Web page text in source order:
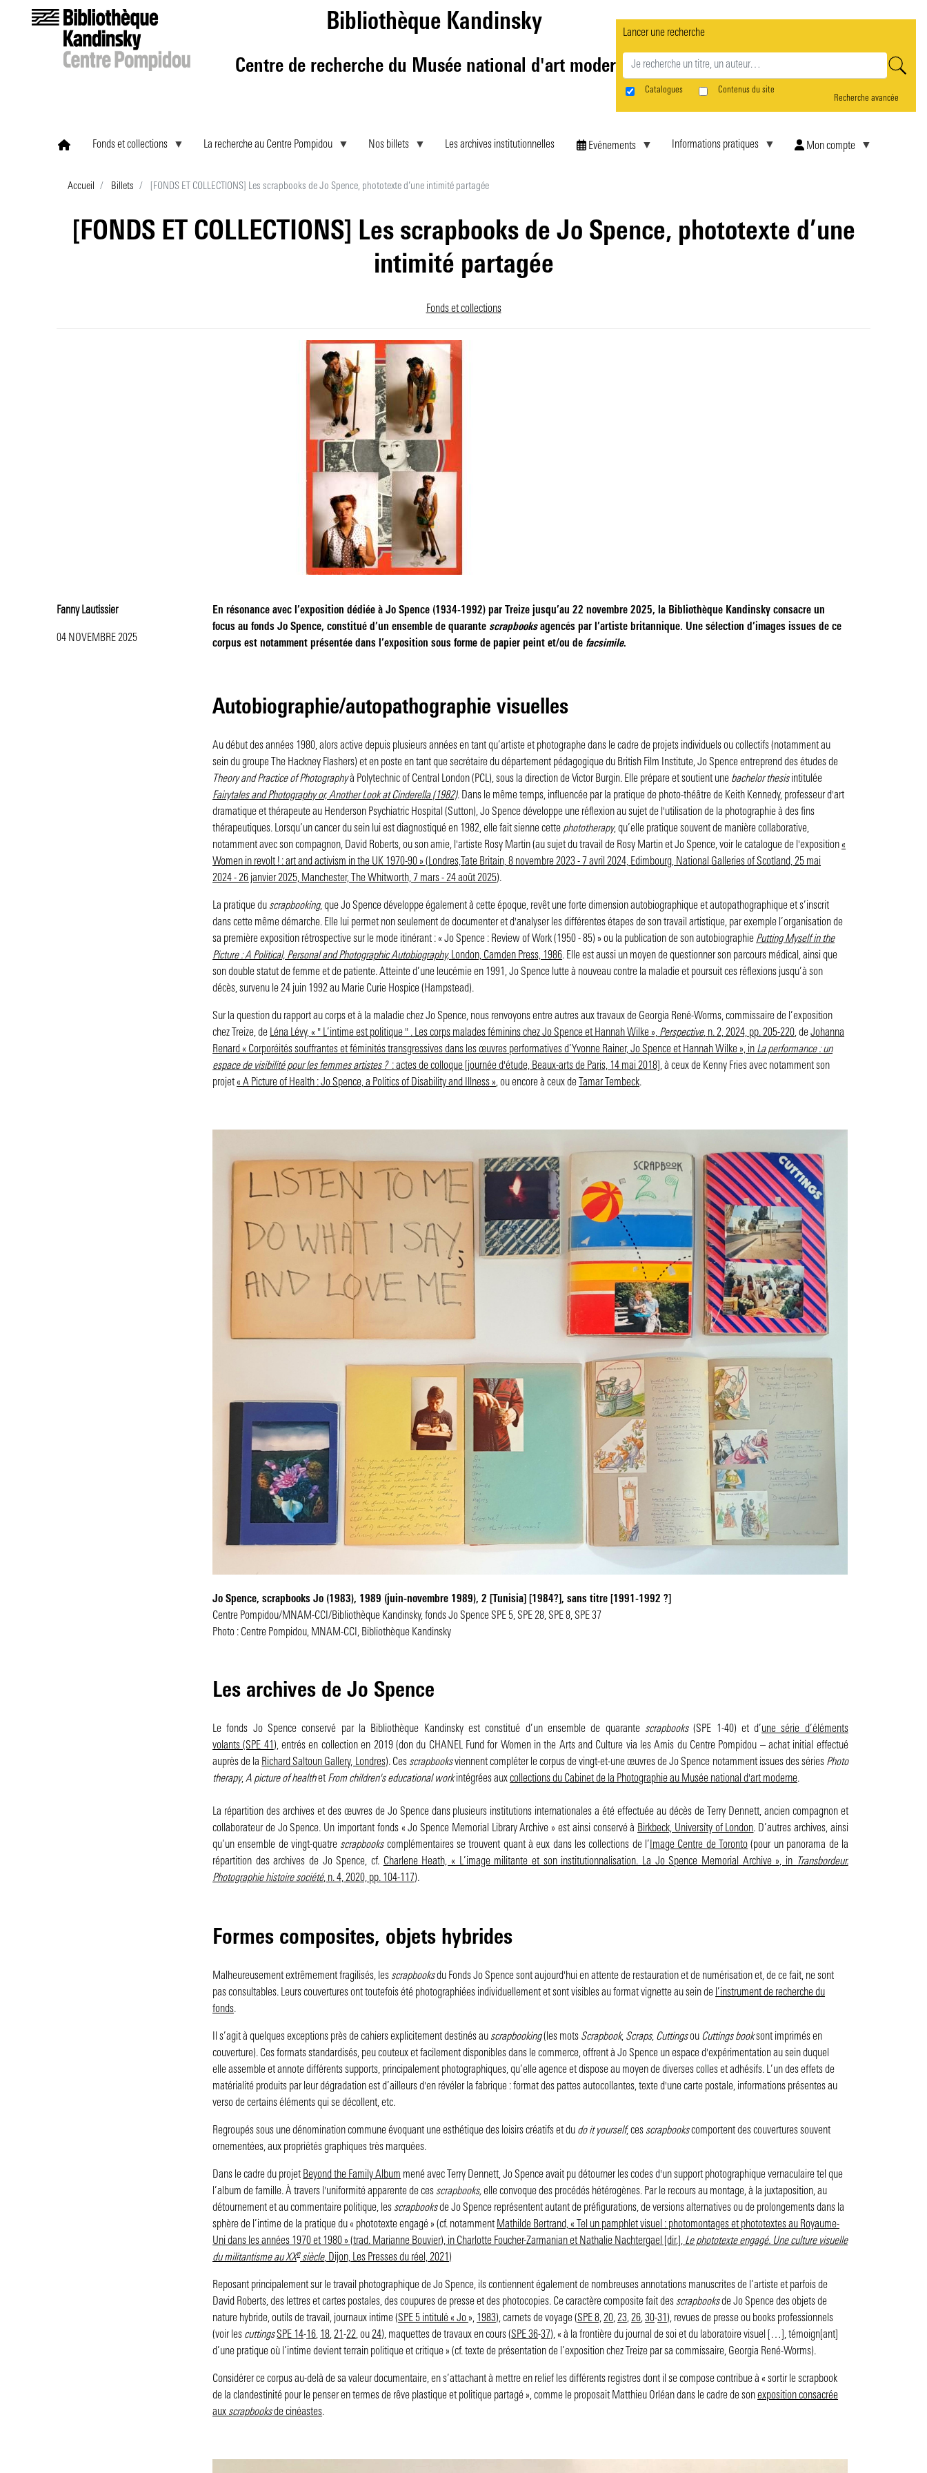
au
principal
Bibliothèque Kandinsky
Centre de recherche du Musée national d'art moderne
Lancer une recherche
Catalogues
Contenus du site
Recherche avancée
Fonds et collections La recherche au Centre Pompidou Nos billets Les archives institutionnelles Evénements Informations pratiques Mon compte
Accueil Billets [FONDS ET COLLECTIONS] Les scrapbooks de Jo Spence, phototexte d’une intimité partagée
[FONDS ET COLLECTIONS] Les scrapbooks de Jo Spence, phototexte d’une
intimité partagée
Fonds et collections
Fanny Lautissier
04 NOVEMBRE 2025
En résonance avec l’exposition dédiée à Jo Spence (1934-1992) par Treize jusqu’au 22 novembre 2025, la Bibliothèque Kandinsky consacre un
focus au fonds Jo Spence, constitué d’un ensemble de quarante scrapbooksagencés par l’artiste britannique. Une sélection d’images issues de ce
corpus est notamment présentée dans l’exposition sous forme de papier peint et/ou de facsimile.
Autobiographie/autopathographie visuelles
Au début des années 1980, alors active depuis plusieurs années en tant qu’artiste et photographe dans le cadre de projets individuels ou collectifs (notamment au
sein du groupe The Hackney Flashers) et en poste en tant que secrétaire du département pédagogique du British Film Institute, Jo Spence entreprend des études de
Theory and Practice of Photographyà Polytechnic of Central London (PCL), sous la direction de Victor Burgin. Elle prépare et soutient une bachelor thesisintitulée
Fairytales and Photography or, Another Look at Cinderella (1982). Dans le même temps, influencée par la pratique de photo-théâtre de Keith Kennedy, professeur d'art
dramatique et thérapeute au Henderson Psychiatric Hospital (Sutton), Jo Spence développe une réflexion au sujet de l'utilisation de la photographie à des fins
thérapeutiques. Lorsqu’un cancer du sein lui est diagnostiqué en 1982, elle fait sienne cette phototherapy, qu’elle pratique souvent de manière collaborative,
notamment avec son compagnon, David Roberts, ou son amie, l'artiste Rosy Martin (au sujet du travail de Rosy Martin et Jo Spence, voir le catalogue de l'exposition «
Women in revolt ! : art and activism in the UK 1970-90 » (Londres,Tate Britain, 8 novembre 2023 - 7 avril 2024, Edimbourg, National Galleries of Scotland, 25 mai
2024 - 26 janvier 2025, Manchester, The Whitworth, 7 mars - 24 août 2025).
La pratique du scrapbooking, que Jo Spence développe également à cette époque, revêt une forte dimension autobiographique et autopathographique et s’inscrit
dans cette même démarche. Elle lui permet non seulement de documenter et d'analyser les différentes étapes de son travail artistique, par exemple l’organisation de
sa première exposition rétrospective sur le mode itinérant : « Jo Spence : Review of Work (1950 - 85) » ou la publication de son autobiographie Putting Myself in the
Picture : A Political, Personal and Photographic Autobiography, London, Camden Press, 1986. Elle est aussi un moyen de questionner son parcours médical, ainsi que
son double statut de femme et de patiente. Atteinte d’une leucémie en 1991, Jo Spence lutte à nouveau contre la maladie et poursuit ces réflexions jusqu’à son
décès, survenu le 24 juin 1992 au Marie Curie Hospice (Hampstead).
Sur la question du rapport au corps et à la maladie chez Jo Spence, nous renvoyons entre autres aux travaux de Georgia René-Worms, commissaire de l’exposition
chez Treize, de Léna Lévy, « " L’intime est politique " . Les corps malades féminins chez Jo Spence et Hannah Wilke », Perspective, n. 2, 2024, pp. 205-220, deJohanna
Renard « Corporéités souffrantes et féminités transgressives dans les œuvres performatives d’Yvonne Rainer, Jo Spence et Hannah Wilke », in La performance : un
espace de visibilité pour les femmes artistes ? : actes de colloque [journée d'étude, Beaux-arts de Paris, 14 mai 2018] , à ceux de Kenny Fries avec notamment son
projet « A Picture of Health : Jo Spence, a Politics of Disability and Illness », ou encore à ceux de Tamar Tembeck.
Jo Spence,scrapbooksJo (1983), 1989 (juin-novembre 1989),2 [Tunisia] [1984?],sans titre [1991-1992 ?]
Centre Pompidou/MNAM-CCI/Bibliothèque Kandinsky, fonds Jo SpenceSPE 5,SPE 28,SPE 8,SPE 37
Photo : Centre Pompidou, MNAM-CCI, Bibliothèque Kandinsky
Les archives de Jo Spence
Le fonds Jo Spence conservé par la Bibliothèque Kandinsky est constitué d’un ensemble de quarante scrapbooks(SPE 1-40) et d’une série d’éléments
volants (SPE 41 ), entrés en collection en 2019 (don du CHANEL Fund for Women in the Arts and Culture via les Amis du Centre Pompidou – achat initial effectué
auprès de la Richard Saltoun Gallery, Londres). Ces scrapbooksviennent compléter le corpus de vingt-et-une œuvres de Jo Spence notamment issues des séries Photo
therapy,A picture of healthet From children's educational workintégrées auxcollections du Cabinet de la Photographie au Musée national d'art moderne.
La répartition des archives et des œuvres de Jo Spence dans plusieurs institutions internationales a été effectuée au décès de Terry Dennett, ancien compagnon et
collaborateur de Jo Spence. Un important fonds « Jo Spence Memorial Library Archive » est ainsi conservé à Birkbeck, University of London. D’autres archives, ainsi
qu’un ensemble de vingt-quatre scrapbooks complémentaires se trouvent quant à eux dans les collections de l’ Image Centre de Toronto (pour un panorama de la
répartition des archives de Jo Spence, cf. Charlene Heath, « L’image militante et son institutionnalisation. La Jo Spence Memorial Archive », in Transbordeur.
Photographie histoire société, n. 4, 2020, pp. 104-117).
Formes composites, objets hybrides
Malheureusement extrêmement fragilisés, les scrapbooksdu Fonds Jo Spence sont aujourd'hui en attente de restauration et de numérisation et, de ce fait, ne sont
pas consultables. Leurs couvertures ont toutefois été photographiées individuellement et sont visibles au format vignette au sein de l’instrument de recherche du
fonds.
Il s’agit à quelques exceptions près de cahiers explicitement destinés au scrapbooking(les mots Scrapbook, Scraps, Cuttingsou Cuttings booksont imprimés en
couverture). Ces formats standardisés, peu couteux et facilement disponibles dans le commerce, offrent à Jo Spence un espace d'expérimentation au sein duquel
elle assemble et annote différents supports, principalement photographiques, qu’elle agence et dispose au moyen de diverses colles et adhésifs. L’un des effets de
matérialité produits par leur dégradation est d’ailleurs d'en révéler la fabrique : format des pattes autocollantes, texte d'une carte postale, informations présentes au
verso de certains éléments qui se décollent, etc.
Regroupés sous une dénomination commune évoquant une esthétique des loisirs créatifs et du do it yourself, ces scrapbookscomportent des couvertures souvent
ornementées, aux propriétés graphiques très marquées.
Dans le cadre du projet Beyond the Family Album mené avec Terry Dennett, Jo Spence avait pu détourner les codes d'un support photographique vernaculaire tel que
l’album de famille. À travers l'uniformité apparente de ces scrapbooks,elle convoque des procédés hétérogènes. Par le recours au montage, à la juxtaposition, au
détournement et au commentaire politique, les scrapbooksde Jo Spence représentent autant de préfigurations, de versions alternatives ou de prolongements dans la
sphère de l’intime de la pratique du « phototexte engagé » (cf. notamment Mathilde Bertrand, « Tel un pamphlet visuel : photomontages et phototextes au Royaume-
Uni dans les années 1970 et 1980 » (trad. Marianne Bouvier), in Charlotte Foucher-Zarmanian et Nathalie Nachtergael [dir.], Le phototexte engagé. Une culture visuelle
du militantisme au XXesiècle, Dijon, Les Presses du réel, 2021)
Reposant principalement sur le travail photographique de Jo Spence, ils contiennent également de nombreuses annotations manuscrites de l’artiste et parfois de
David Roberts, des lettres et cartes postales, des coupures de presse et des photocopies. Ce caractère composite fait des scrapbooksde Jo Spence des objets de
nature hybride, outils de travail, journaux intime (SPE 5 intitulé « Jo », 1983), carnets de voyage (SPE 8,20,23,26,30-31 ), revues de presse ou books professionnels
(voir les cuttingsSPE 14-16, 18,21-22, ou24), maquettes de travaux en cours (SPE 36-37), « à la frontière du journal de soi et du laboratoire visuel […], témoign[ant]
d’une pratique où l’intime devient terrain politique et critique » (cf. texte de présentation de l’exposition chez Treize par sa commissaire, Georgia René-Worms).
Considérer ce corpus au-delà de sa valeur documentaire, en s’attachant à mettre en relief les différents registres dont il se compose contribue à « sortir le scrapbook
de la clandestinité pour le penser en termes de rêve plastique et politique partagé », comme le proposait Matthieu Orléan dans le cadre de sonexposition consacrée
aux scrapbooksde cinéastes.